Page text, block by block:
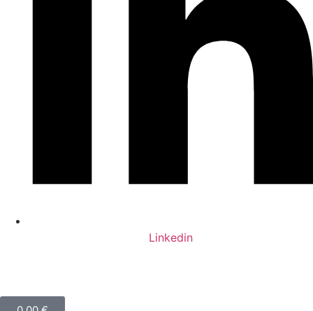
Linkedin